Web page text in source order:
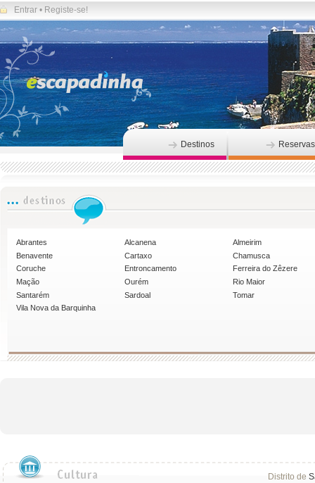
Entrar • Registe-se!
Destinos Reservas
Abrantes Alcanena
Almeirim
Benavente
Cartaxo
Chamusca
Coruche
Entroncamento
Ferreira do Zêzere
Mação
Ourém
Rio Maior
Santarém
Sardoal
Tomar
Vila Nova da Barquinha
Distrito de